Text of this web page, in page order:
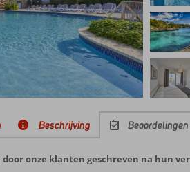
Beschrijving Beoordelingen
onze klanten geschreven na hun